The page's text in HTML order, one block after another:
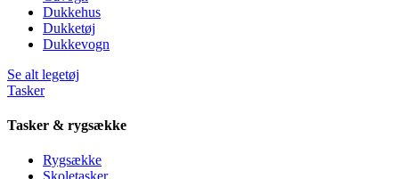
Dukkehus
Dukketøj
Dukkevogn
Se alt legetøj
Tasker
Tasker & rygsække
Rygsække